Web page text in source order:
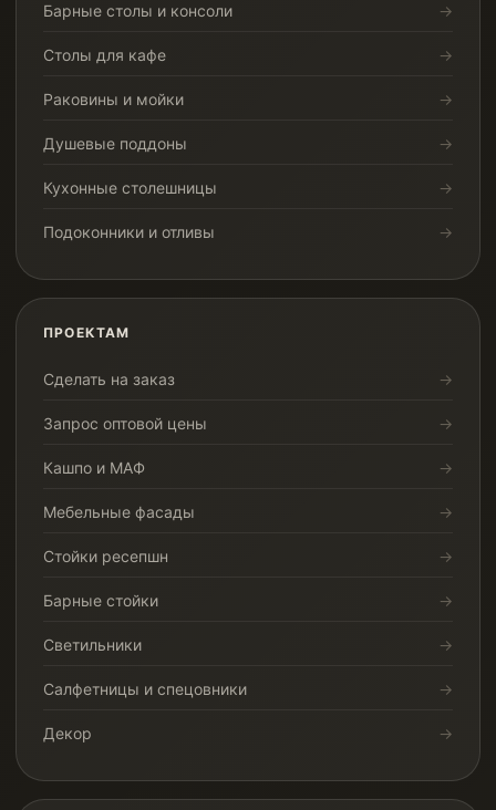
Барные столы и консоли
Столы для кафе
Раковины и мойки
Душевые поддоны
Кухонные столешницы
Подоконники и отливы
ПРОЕКТАМ
Сделать на заказ
Запрос оптовой цены
Кашпо и МАФ
Мебельные фасады
Стойки ресепшн
Барные стойки
Светильники
Салфетницы и спецовники
Декор